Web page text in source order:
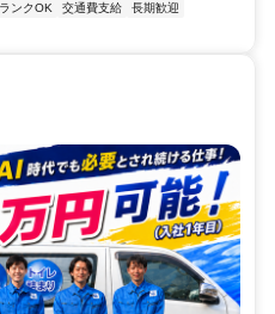
ンクOK 交通費支給
長期歓迎